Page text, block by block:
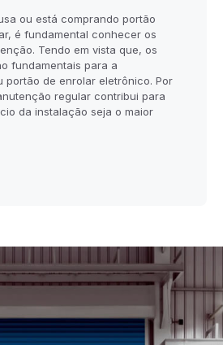
ou está comprando portão
é fundamental conhecer os
Tendo em vista que, os
fundamentais para a
portão de enrolar eletrônico. Por
regular contribui para
da instalação seja o maior